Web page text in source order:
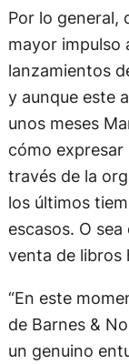
Por lo general,
mayor impulso
lanzamientos
y aunque este
unos meses
cómo expresar
través de la
los últimos
escasos. O
venta de libros
“En este
de Barnes &
un genuino